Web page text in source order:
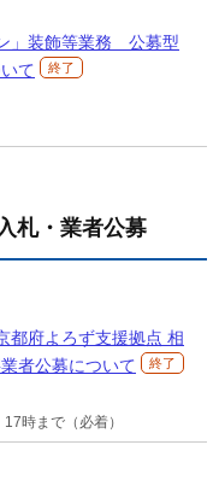
」装飾等業務 公募型
て
終了
札・業者公募
都府よろず支援拠点 相
者公募について
終了
時まで（必着）